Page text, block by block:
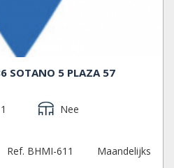
SOTANO 5 PLAZA 57
1
Nee
Ref. BHMI-611
Maandelijks